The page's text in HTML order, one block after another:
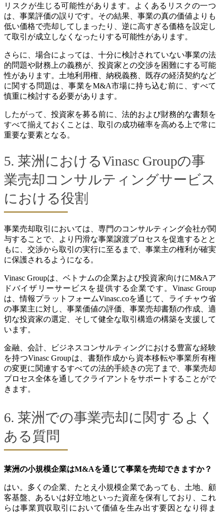
リスクが生じる可能性があります。よくあるリスクの一つ
は、事業評価の誤りです。その結果、事業の真の価値よりも
低い価格で売却してしまったり、逆に高すぎる価格を設定し
て取引が成立しなくなったりする可能性があります。
さらに、場合によっては、十分に検討されていない事業の法
的問題や財務上の義務が、投資家との交渉を困難にする可能
性があります。土地利用権、納税義務、既存の経済契約など
に関する問題は、事業をM&A市場に持ち込む前に、すべて
慎重に検討する必要があります。
したがって、投資家を募る前に、法的および財務的な書類を
すべて揃えておくことは、取引の成功確率を高める上で常に
重要な要素となる。
5. 莱洲におけるVinasc Groupの事
業売却コンサルティングサービス
における役割
事業売却取引においては、専門のコンサルティング会社が関
与することで、より円滑な事業譲渡プロセスを促進するとと
もに、交渉から取引の実行に至るまで、事業主の権利が確実
に保護されるようになる。
Vinasc Groupは、ベトナムの企業および投資家向けにM&Aア
ドバイザリーサービスを提供する企業です。Vinasc Group
は、情報プラットフォームVinasc.coを通じて、ライチャウ省
の事業主に対し、事業価値の評価、事業売却書類の作成、適
切な投資家の選定、そして健全な取引構造の構築を支援して
います。
金融、会計、ビジネスコンサルティングにおける豊富な経験
を持つVinasc Groupは、書類作成から資本移転や事業所有権
の変更に関連するすべての法的手続きの完了まで、事業売却
プロセス全体を通してクライアントをサポートすることがで
きます。
6. 莱洲での事業売却に関するよく
ある質問
莱洲の小規模企業はM&Aを通じて事業を売却できますか？
はい。多くの企業、たとえ小規模企業であっても、土地、顧
客基盤、あるいは好立地といった資産を保有しており、これ
らは事業買収取引において価値を生み出す要因となり得ま